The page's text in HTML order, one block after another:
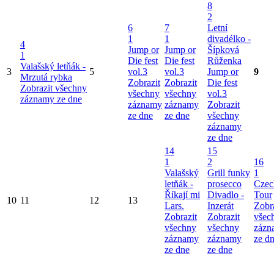
3
4
1
Valašský letňák -
Mrzutá rybka
Zobrazit všechny
záznamy ze dne
5
6
1
Jump or
Die fest
vol.3
Zobrazit
všechny
záznamy
ze dne
7
1
Jump or
Die fest
vol.3
Zobrazit
všechny
záznamy
ze dne
8
2
Letní
divadélko -
Šípková
Růženka
Jump or
Die fest
vol.3
Zobrazit
všechny
záznamy
ze dne
9
10 11 12 13
14
1
Valašský
letňák -
Říkají mi
Lars.
Zobrazit
všechny
záznamy
ze dne
15
2
Grill funky
prosecco
Divadlo -
Inzerát
Zobrazit
všechny
záznamy
ze dne
16
1
Tour
ze